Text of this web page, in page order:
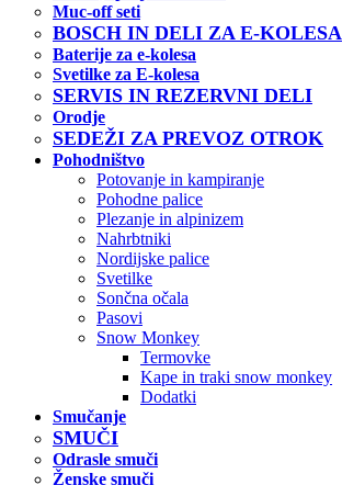
Muc-off seti
BOSCH IN DELI ZA E-KOLESA
Baterije za e-kolesa
Svetilke za E-kolesa
SERVIS IN REZERVNI DELI
Orodje
SEDEŽI ZA PREVOZ OTROK
Pohodništvo
Potovanje in kampiranje
Pohodne palice
Plezanje in alpinizem
Nahrbtniki
Nordijske palice
Svetilke
Sončna očala
Pasovi
Snow Monkey
Termovke
Kape in traki snow monkey
Dodatki
Smučanje
SMUČI
Odrasle smuči
Ženske smuči